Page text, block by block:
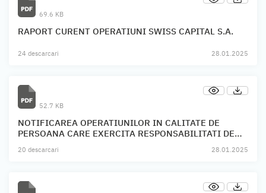
69.6 KB
RAPORT CURENT OPERATIUNI SWISS CAPITAL S.A.
24 descarcari 28.01.2025
52.7 KB
NOTIFICAREA OPERATIUNILOR IN CALITATE DE
PERSOANA CARE EXERCITA RESPONSABILITATI DE
20 descarcari 28.01.2025